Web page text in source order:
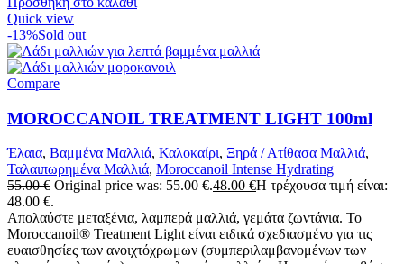
Quick view
-13%Sold out
Compare
MOROCCANOIL TREATMENT LIGHT 100ml
Έλαια, Βαμμένα Μαλλιά, Καλοκαίρι, Ξηρά / Ατίθασα Μαλλιά,
Ταλαιπωρημένα Μαλλιά, Moroccanoil Intense Hydrating
55.00€ Original price was: 55.00 €.48.00 €Η τρέχουσα τιμή είναι:
48.00 €.
Απολαύστε μεταξένια, λαμπερά μαλλιά, γεμάτα ζωντάνια. Το
Moroccanoil® Treatment Light είναι ειδικά σχεδιασμένο για τις
ευαισθησίες των ανοιχτόχρωμων (συμπεριλαμβανομένων των